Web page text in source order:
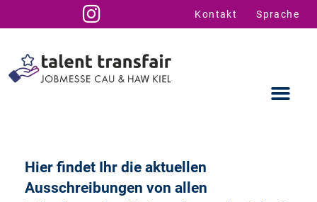
Kontakt Sprache
Hier findet Ihr die aktuellen
Ausschreibungen von allen